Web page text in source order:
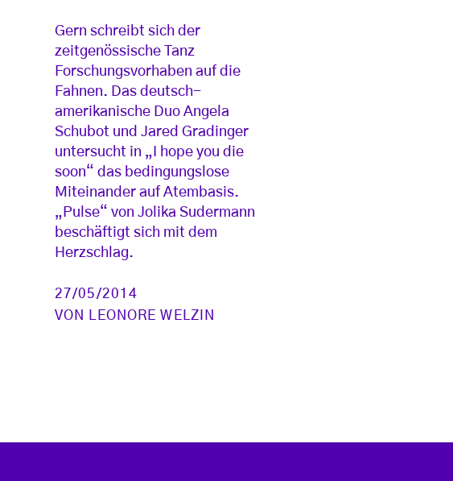
Gern schreibt sich der
zeitgenössische Tanz
Forschungsvorhaben auf die
Fahnen. Das deutsch-
amerikanische Duo Angela
Schubot und Jared Gradinger
untersucht in „I hope you die
soon“ das bedingungslose
Miteinander auf Atembasis.
„Pulse“ von Jolika Sudermann
beschäftigt sich mit dem
Herzschlag.
27/05/2014
VON
LEONORE WELZIN